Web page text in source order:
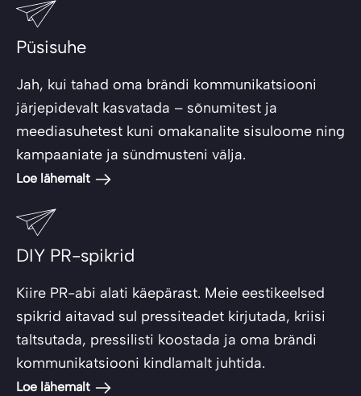
Püsisuhe
Jah, kui tahad oma brändi kommunikatsiooni
järjepidevalt kasvatada – sõnumitest ja
meediasuhetest kuni omakanalite sisuloome ning
kampaaniate ja sündmusteni välja.
Loe lähemalt
DIY PR-spikrid
Kiire PR-abi alati käepärast. Meie eestikeelsed
spikrid aitavad sul pressiteadet kirjutada, kriisi
taltsutada, pressilisti koostada ja oma brändi
kommunikatsiooni kindlamalt juhtida.
Loe lähemalt